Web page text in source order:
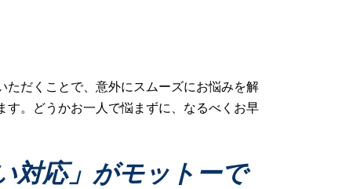
家事事件 種類
財産管理 弁護士
家事事件 成年後見
家事事件 離婚問題
ただくことで、意外にスムーズにお悩みを解
。どうかお一人で悩まずに、なるべくお早
対応」がモットーで